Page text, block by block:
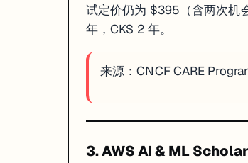
三、JR Academy 学员行动建议
Azure AI 方向考生本周操作：现在就去
试定价仍为 $395（含两次机
年，CKS 2 年。
来源：CNCF CARE
3. AWS AI & ML